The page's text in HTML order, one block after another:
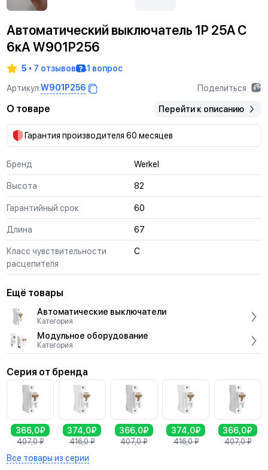
Автоматический выключатель 1P 25A C
6кА W901P256
5 7 отзывов
1 вопрос
Артикул:W901P256 Поделиться
О товаре Перейти к описанию
Гарантия производителя 60 месяцев
Бренд Werkel
Высота 82
Гарантийный срок 60
Длина 67
Класс чувствительности
расцепителя
С
Ещё товары
Автоматические выключатели
Категория
Модульное оборудование
Категория
Серия от бренда
366,0₽
407,0 ₽
374,0₽
416,0 ₽
366,0₽
407,0 ₽
374,0₽
416,0 ₽
366,0₽
407,0 ₽
Все товары из серии